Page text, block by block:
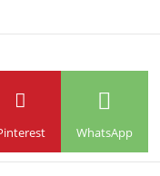
WhatsApp